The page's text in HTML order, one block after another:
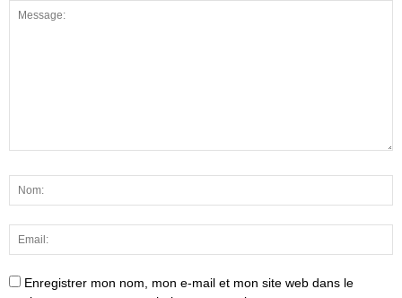
Enregistrer mon nom, mon e-mail et mon site web dans le